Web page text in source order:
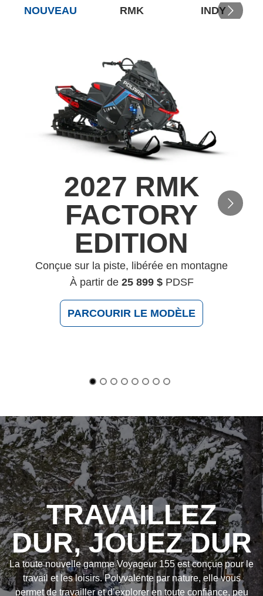
NOUVEAU RMK INDY
2027 RMK
FACTORY
EDITION
Conçue sur la piste, libérée en montagne
À partir de 25 899 $PDSF
PARCOURIR LE MODÈLE
TRAVAILLEZ
DUR, JOUEZ DUR
La toute nouvelle gamme Voyageur 155 est conçue pour le
travail et les loisirs. Polyvalente par nature, elle vous
permet de travailler et d’explorer en toute confiance, peu